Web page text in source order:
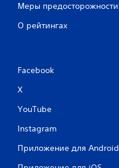
Меры предосторожности
О рейтингах
Facebook
X
YouTube
Instagram
Приложение для Android